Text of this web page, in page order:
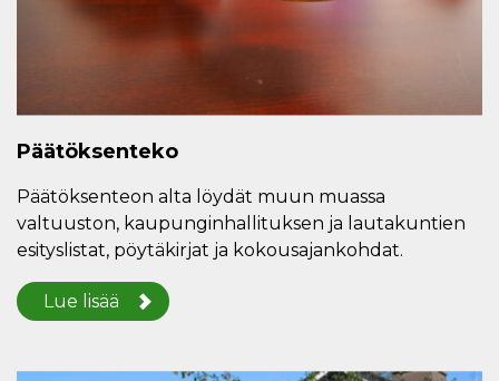
Päätöksenteko
Päätöksenteon alta löydät muun muassa
valtuuston, kaupunginhallituksen ja lautakuntien
esityslistat, pöytäkirjat ja kokousajankohdat.
Lue lisää